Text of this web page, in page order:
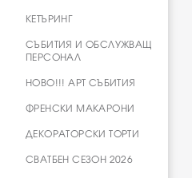
КЕТЪРИНГ
СЪБИТИЯ И ОБСЛУЖВАЩ
ПЕРСОНАЛ
НОВО!!! АРТ СЪБИТИЯ
ФРЕНСКИ МАКАРОНИ
ДЕКОРАТОРСКИ ТОРТИ
СВАТБЕН СЕЗОН 2026